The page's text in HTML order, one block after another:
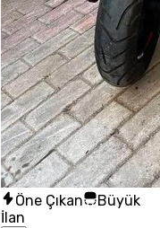
Öne Çıkan
Büyük
İlan